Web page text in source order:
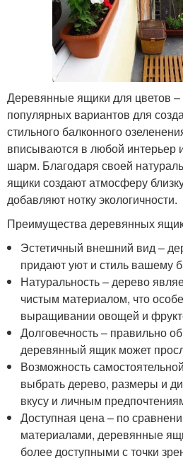
Деревянные ящики для цветов –
популярных вариантов для
стильного балконного
вписываются в любой интерьер
шарм. Благодаря своей
ящики создают атмосферу
добавляют нотку экологичности.
Преимущества деревянных
Эстетичный внешний вид –
придают уют и стиль вашему
Натуральность – дерево
чистым материалом, что
выращивании овощей и
Долговечность – правильно
деревянный ящик может
Возможность
выбрать дерево, размеры и
вкусу и личным
Доступная цена – по
материалами, деревянные
более доступными с точки